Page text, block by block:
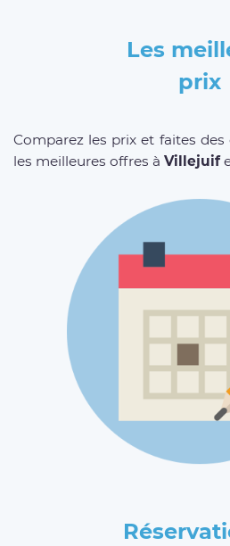
Les
prix
Comparez les prix et faites
les meilleures offres à Villejuif